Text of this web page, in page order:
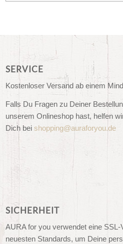
SERVICE
Kostenloser Versand ab einem
Falls Du Fragen zu Deiner
unserem Onlineshop hast, helfen
Dich beishopping@auraforyou.de
SICHERHEIT
AURA for you verwendet eine
neuesten Standards, um Deine